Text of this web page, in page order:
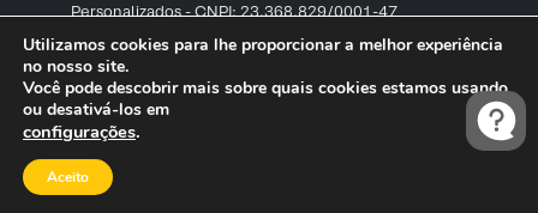
Personalizados - CNPJ: 23.368.829/0001-47
Utilizamos cookies para lhe proporcionar a melhor experiência
no nosso site.
Você pode descobrir mais sobre quais cookies estamos usando
ou desativá-los em
configurações.
Aceito